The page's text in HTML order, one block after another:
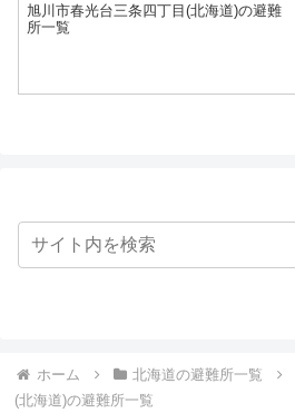
旭川市春光台三条四丁目(北海道)の避難
所一覧
ホーム 北海道の避難所一覧
(北海道)の避難所一覧